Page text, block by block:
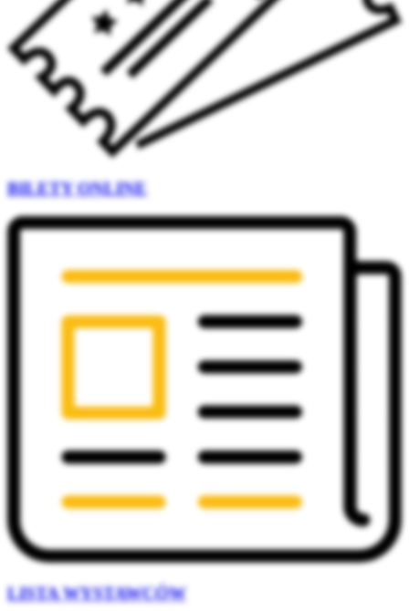
BILETY ONLINE
LISTA WYSTAWCÓW